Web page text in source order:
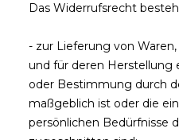
Das Widerrufsrecht
- zur Lieferung von
und für deren Herstellung
oder Bestimmung durch
maßgeblich ist oder die
persönlichen Bedürfnisse